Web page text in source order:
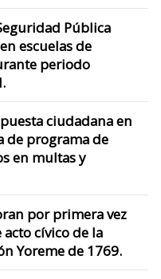
Pública
escuelas de
periodo
ciudadana en
de programa de
en multas y
por primera vez
cívico de la
Yoreme de 1769.